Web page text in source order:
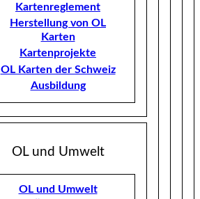
Kartenreglement
Herstellung von OL
Karten
Kartenprojekte
OL Karten der Schweiz
Ausbildung
OL und Umwelt
OL und Umwelt